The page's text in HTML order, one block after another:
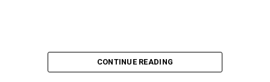
CONTINUE READING